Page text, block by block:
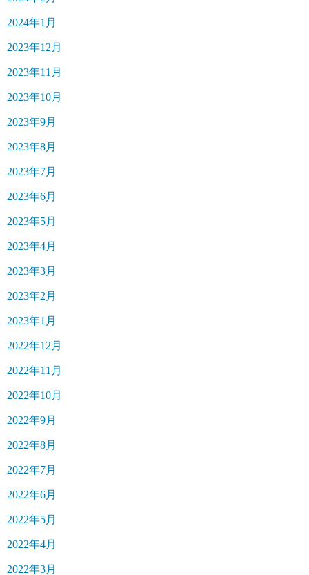
2024年1月
2023年12月
2023年11月
2023年10月
2023年9月
2023年8月
2023年7月
2023年6月
2023年5月
2023年4月
2023年3月
2023年2月
2023年1月
2022年12月
2022年11月
2022年10月
2022年9月
2022年8月
2022年7月
2022年6月
2022年5月
2022年4月
2022年3月